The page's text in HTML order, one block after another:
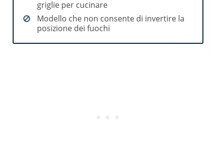
griglie per cucinare
Modello che non consente di invertire la
posizione dei fuochi